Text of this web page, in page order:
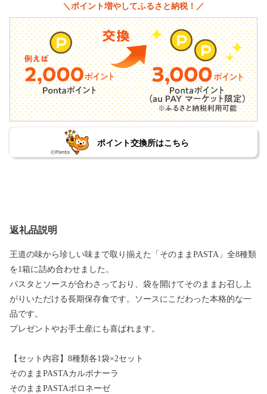
＼ポイント増やしてふるさと納税！／
ポイント交換所はこちら
返礼品説明
王道の味から珍しい味まで取り揃えた「そのままPASTA」全8種類
を1箱に詰め合わせました。
パスタとソースが合わさっており、袋を開けてそのままお召し上
がりいただける長期保存食です。ソースにこだわった本格的な一
品です。
プレゼントやお手土産にも喜ばれます。
【セット内容】8種類各1袋×2セット
そのままPASTAカルボナーラ
そのままPASTAボロネーゼ